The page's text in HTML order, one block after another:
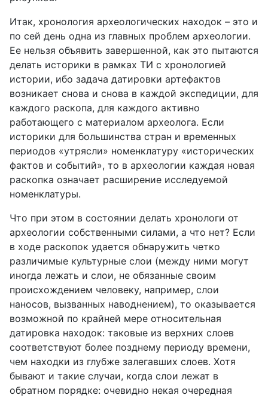
Итак, хронология археологических находок – это и
по сей день одна из главных проблем археологии.
Ее нельзя объявить завершенной, как это пытаются
делать историки в рамках ТИ с хронологией
истории, ибо задача датировки артефактов
возникает снова и снова в каждой экспедиции, для
каждого раскопа, для каждого активно
работающего с материалом археолога. Если
историки для большинства стран и временных
периодов «утрясли» номенклатуру «исторических
фактов и событий», то в археологии каждая новая
раскопка означает расширение исследуемой
номенклатуры.
Что при этом в состоянии делать хронологи от
археологии собственными силами, а что нет? Если
в ходе раскопок удается обнаружить четко
различимые культурные слои (между ними могут
иногда лежать и слои, не обязанные своим
происхождением человеку, например, слои
наносов, вызванных наводнением), то оказывается
возможной по крайней мере относительная
датировка находок: таковые из верхних слоев
соответствуют более позднему периоду времени,
чем находки из глубже залегавших слоев. Хотя
бывают и такие случаи, когда слои лежат в
обратном порядке: очевидно некая очередная